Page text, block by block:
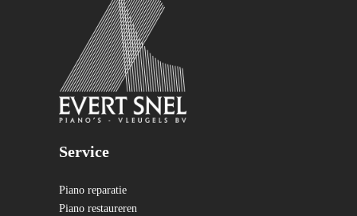
Service
Piano reparatie
Piano restaureren